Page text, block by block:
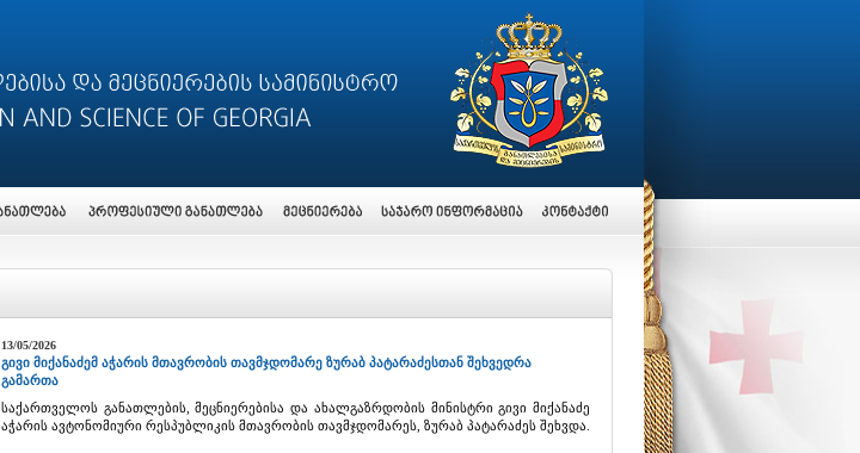
13/05/2026
გივი მიქანაძემ აჭარის მთავრობის თავმჯდომარე ზურაბ პატარაძესთან შეხვედრა
გამართა
საქართველოს განათლების, მეცნიერებისა და ახალგაზრდობის მინისტრი გივი მიქანაძე
აჭარის ავტონომიური რესპუბლიკის მთავრობის თავმჯდომარეს, ზურაბ პატარაძეს შეხვდა.